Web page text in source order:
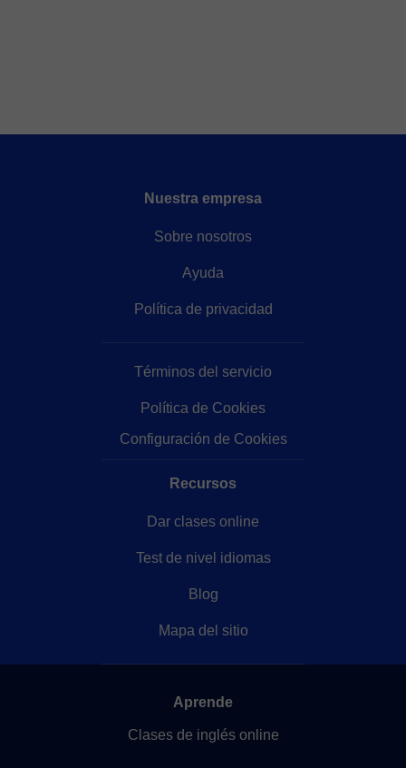
Nuestra empresa
Sobre nosotros
Ayuda
Política de privacidad
Términos del servicio
Política de Cookies
Configuración de Cookies
Recursos
Dar clases online
Test de nivel idiomas
Blog
Mapa del sitio
Aprende
Clases de inglés online